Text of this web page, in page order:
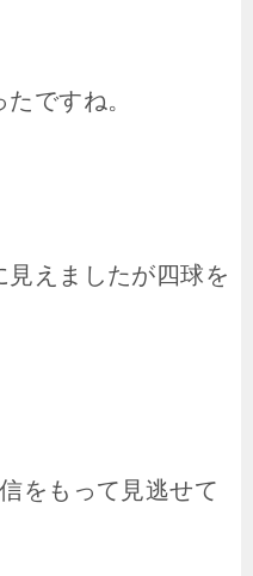
ですね。
えましたが四球を
をもって見逃せて